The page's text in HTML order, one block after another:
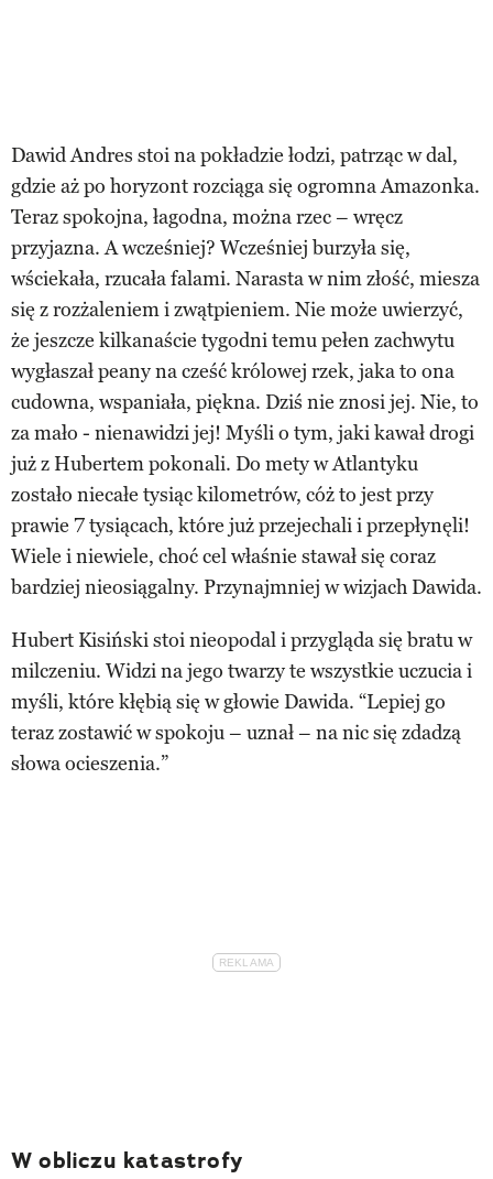
Dawid Andres stoi na pokładzie łodzi, patrząc w dal,
gdzie aż po horyzont rozciąga się ogromna Amazonka.
Teraz spokojna, łagodna, można rzec – wręcz
przyjazna. A wcześniej? Wcześniej burzyła się,
wściekała, rzucała falami. Narasta w nim złość, miesza
się z rozżaleniem i zwątpieniem. Nie może uwierzyć,
że jeszcze kilkanaście tygodni temu pełen zachwytu
wygłaszał peany na cześć królowej rzek, jaka to ona
cudowna, wspaniała, piękna. Dziś nie znosi jej. Nie, to
za mało - nienawidzi jej! Myśli o tym, jaki kawał drogi
już z Hubertem pokonali. Do mety w Atlantyku
zostało niecałe tysiąc kilometrów, cóż to jest przy
prawie 7 tysiącach, które już przejechali i przepłynęli!
Wiele i niewiele, choć cel właśnie stawał się coraz
bardziej nieosiągalny. Przynajmniej w wizjach Dawida.
Hubert Kisiński stoi nieopodal i przygląda się bratu w
milczeniu. Widzi na jego twarzy te wszystkie uczucia i
myśli, które kłębią się w głowie Dawida. “Lepiej go
teraz zostawić w spokoju – uznał – na nic się zdadzą
słowa ocieszenia.”
W obliczu katastrofy